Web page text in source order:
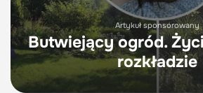
Artykuł sponsorowany
Butwiejący ogród.
rozkładzie